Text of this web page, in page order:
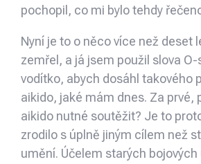
pochopil, co mi bylo tehdy
Nyní je to o něco více než deset
zemřel, a já jsem použil slova
vodítko, abych dosáhl takového
aikido, jaké mám dnes. Za prvé,
aikido nutné soutěžit? Je to
zrodilo s úplně jiným cílem než
umění. Účelem starých